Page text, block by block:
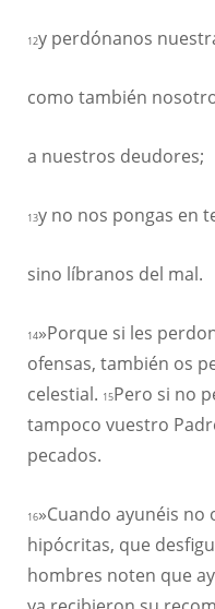
12y perdónanos
como también
a nuestros deudores;
13y no nos pongas en
sino líbranos del mal.
14»Porque si les
ofensas, también os
celestial. 15Pero si no
tampoco vuestro
pecados.
16»Cuando ayunéis
hipócritas, que
hombres noten que